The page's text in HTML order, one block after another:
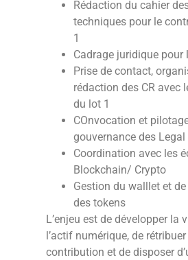
Rédaction du cahier
techniques pour le
1
Cadrage juridique pour
Prise de contact,
rédaction des CR avec
du lot 1
COnvocation et
gouvernance des Legal
Coordination avec les
Blockchain/ Crypto
Gestion du walllet et
des tokens
L’enjeu est de développer la
l’actif numérique, de
contribution et de disposer